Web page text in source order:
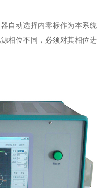
自动选择内零标作为本系统
相位不同，必须对其相位进